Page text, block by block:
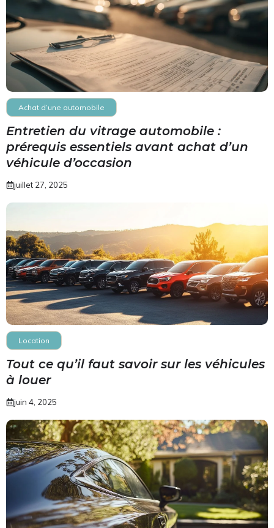
Achat d’une automobile
Entretien du vitrage automobile :
prérequis essentiels avant achat d’un
véhicule d’occasion
juillet 27, 2025
Location
Tout ce qu’il faut savoir sur les véhicules
à louer
juin 4, 2025